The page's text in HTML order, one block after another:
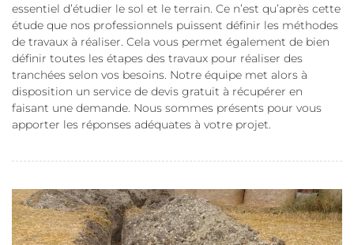
essentiel d’étudier le sol et le terrain. Ce n’est qu’après cette
étude que nos professionnels puissent définir les méthodes
de travaux à réaliser. Cela vous permet également de bien
définir toutes les étapes des travaux pour réaliser des
tranchées selon vos besoins. Notre équipe met alors à
disposition un service de devis gratuit à récupérer en
faisant une demande. Nous sommes présents pour vous
apporter les réponses adéquates à votre projet.